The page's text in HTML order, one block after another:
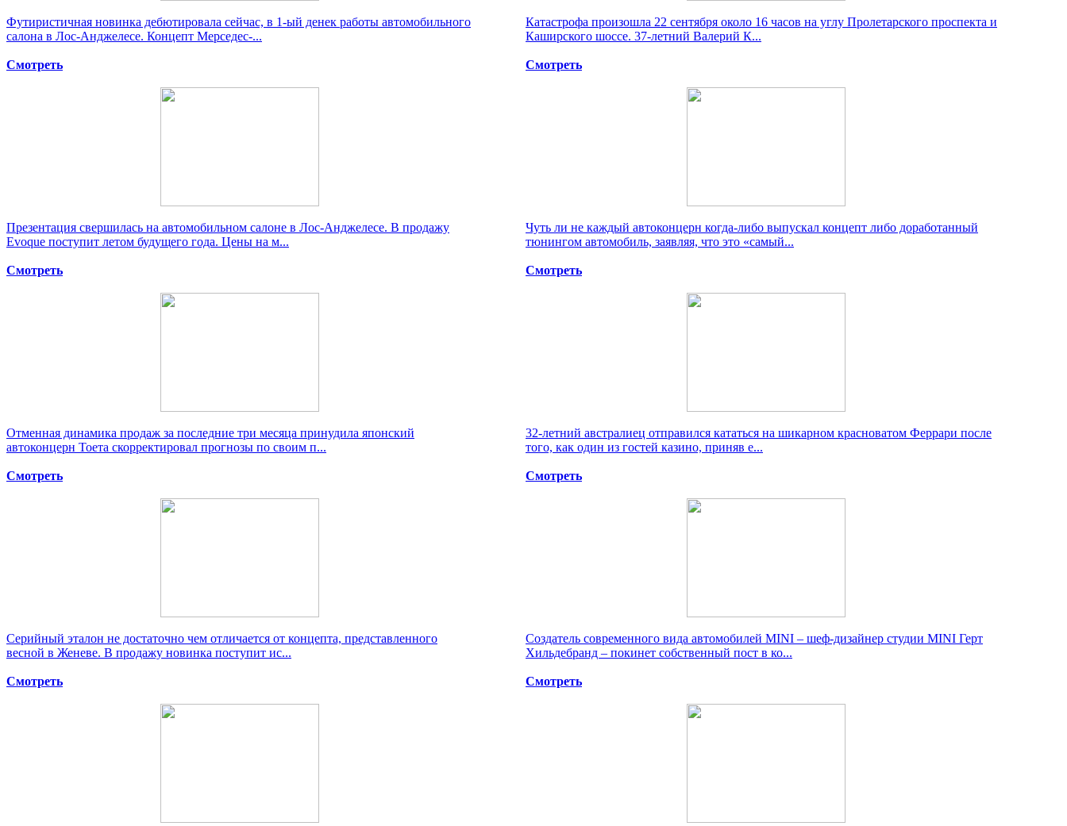
Футиристичная новинка дебютировала сейчас, в 1-ый денек работы автомобильного
салона в Лос-Анджелесе. Концепт Мерседес-...
Смотреть
Катастрофа произошла 22 сентября около 16 часов на углу Пролетарского проспекта и
Каширского шоссе. 37-летний Валерий К...
Смотреть
Презентация свершилась на автомобильном салоне в Лос-Анджелесе. В продажу
Evoque поступит летом будущего года. Цены на м...
Смотреть
Чуть ли не каждый автоконцерн когда-либо выпускал концепт либо доработанный
тюнингом автомобиль, заявляя, что это «самый...
Смотреть
Отменная динамика продаж за последние три месяца принудила японский
автоконцерн Тоета скорректировал прогнозы по своим п...
Смотреть
32-летний австралиец отправился кататься на шикарном красноватом Феррари после
того, как один из гостей казино, приняв е...
Смотреть
Серийный эталон не достаточно чем отличается от концепта, представленного
весной в Женеве. В продажу новинка поступит ис...
Смотреть
Создатель современного вида автомобилей MINI – шеф-дизайнер студии MINI Герт
Хильдебранд – покинет собственный пост в ко...
Смотреть